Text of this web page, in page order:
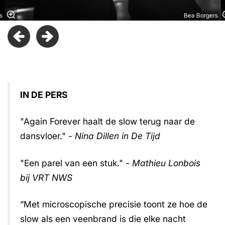
Bea Borgers
IN DE PERS
"Again Forever haalt de slow terug naar de
dansvloer." - Nina Dillen in De Tijd
"Een parel van een stuk." - Mathieu Lonbois
bij VRT NWS
“Met microscopische precisie toont ze hoe de
slow als een veenbrand is die elke nacht